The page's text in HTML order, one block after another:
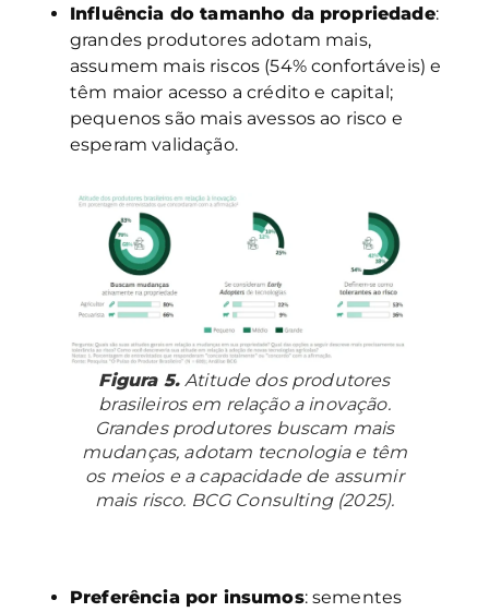
Influência do tamanho da propriedade:
grandes produtores adotam mais,
assumem mais riscos (54% confortáveis) e
têm maior acesso a crédito e capital;
pequenos são mais avessos ao risco e
esperam validação.
Figura 5.Atitude dos produtores
brasileiros em relação a inovação.
Grandes produtores buscam mais
mudanças, adotam tecnologia e têm
os meios e a capacidade de assumir
mais risco. BCG Consulting (2025).
Preferência por insumos: sementes